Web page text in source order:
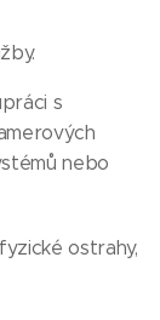
s
nebo
ostrahy,